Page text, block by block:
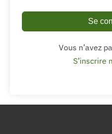
Se
Vous n’avez
S’inscrire